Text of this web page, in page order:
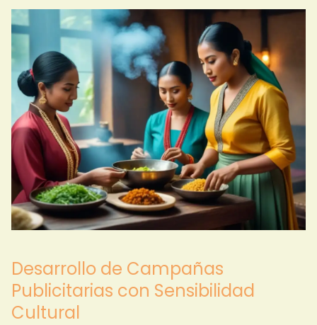
Desarrollo de Campañas
Publicitarias con Sensibilidad
Cultural